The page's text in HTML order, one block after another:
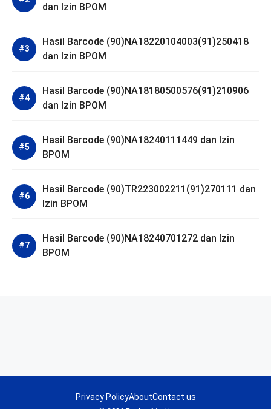
dan Izin BPOM
Hasil Barcode (90)NA18220104003(91)250418
dan Izin BPOM
Hasil Barcode (90)NA18180500576(91)210906
dan Izin BPOM
Hasil Barcode (90)NA18240111449 dan Izin
BPOM
Hasil Barcode (90)TR223002211(91)270111 dan
Izin BPOM
Hasil Barcode (90)NA18240701272 dan Izin
BPOM
Privacy PolicyAboutContact us